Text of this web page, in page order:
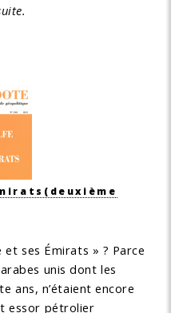
(deuxième
ses Émirats » ? Parce
unis dont les
ans, n’étaient encore
essor pétrolier